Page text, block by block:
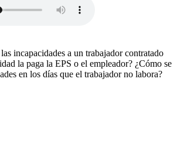
incapacidades a un trabajador contratado
la paga la EPS o el empleador? ¿Cómo se
en los días que el trabajador no labora?